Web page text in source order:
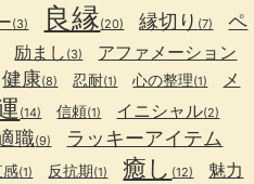
(3) 良縁(20) 縁切り (7)
ペ
励まし (3) アファメーション
健康(8) 忍耐(1) 心の整理(1)
メ
(14) 信頼(1) イニシャル(2)
職(9) ラッキーアイテム
感(1) 反抗期(1) 癒し (12) 魅力